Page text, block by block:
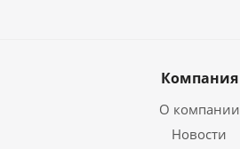
Компания
О компании
Новости